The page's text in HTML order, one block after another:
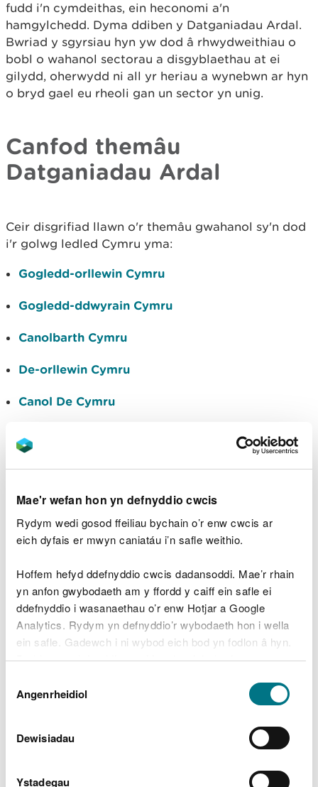
Mae'r wefan hon yn defnyddio cwcis
Rydym wedi gosod ffeiliau bychain o’r enw cwcis ar
eich dyfais er mwyn caniatáu i’n safle weithio.
Hoffem hefyd ddefnyddio cwcis dadansoddi. Mae’r rhain
yn anfon gwybodaeth am y ffordd y caiff ein safle ei
ddefnyddio i wasanaethau o’r enw Hotjar a Google
Analytics. Rydym yn defnyddio’r wybodaeth hon i wella
ein safle. Gadewch i ni wybod eich bod yn fodlon â hyn.
Byddwn yn defnyddio cwci i gadw eich dewis.
Gellirdarllen mwy am ein cwcis cyn i chi ddewis.
Caniatâd
Angenrheidiol
Dewisiadau
Ystadegau
fudd i'n cymdeithas, ein heconomi a'n
hamgylchedd. Dyma ddiben y Datganiadau Ardal.
Bwriad y sgyrsiau hyn yw dod â rhwydweithiau o
bobl o wahanol sectorau a disgyblaethau at ei
gilydd, oherwydd ni all yr heriau a wynebwn ar hyn
o bryd gael eu rheoli gan un sector yn unig.
Canfod themâu
Datganiadau Ardal
Ceir disgrifiad llawn o'r themâu gwahanol sy'n dod
i'r golwg ledled Cymru yma:
Gogledd-orllewin Cymru
Gogledd-ddwyrain Cymru
Canolbarth Cymru
De-orllewin Cymru
Canol De Cymru
yn y Datganiadau Ardal ac ystyried sut y gall eu
helpu yn eu meysydd gwaith perthnasol a'r
Os oes gennych ddiddordeb mewn gweithio gyda
ni a rhanddeiliaid eraill, gadewch i ni wybod
(gweler 'Cysylltu â ni' isod).
Cyllid
sydd ar gael i'r diwydiant gwastraff, ewch i: